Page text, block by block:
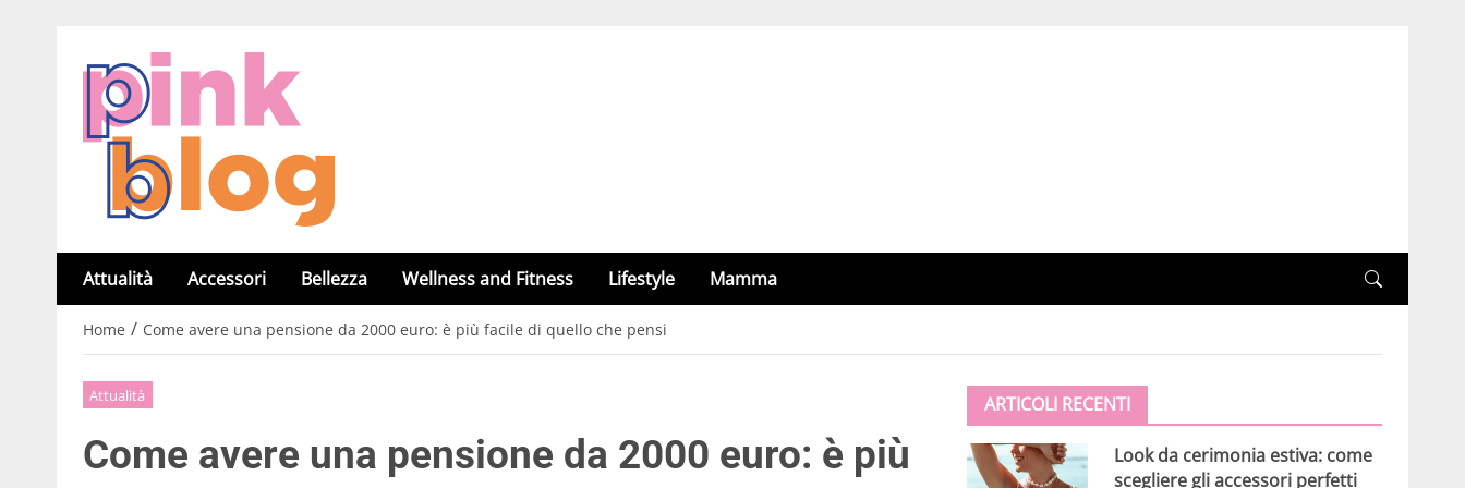
Attualità Accessori Bellezza Wellness and Fitness Lifestyle Mamma
Home / Come avere una pensione da 2000 euro: è più facile di quello che pensi
Attualità
Come avere una pensione da 2000 euro: è più
ARTICOLI RECENTI
Look da cerimonia estiva: come
scegliere gli accessori perfetti